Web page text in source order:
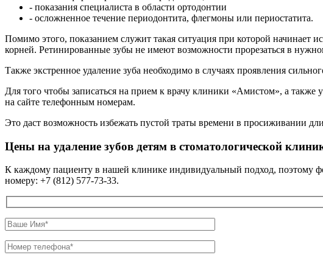
- показания специалиста в области ортодонтии
- осложненное течение периодонтита, флегмоны или периостатита.
Помимо этого, показанием служит такая ситуация при которой начинает
корней. Ретинированные зубы не имеют возможности прорезаться в
Также экстренное удаление зуба необходимо в случаях проявления
Для того чтобы записаться на прием к врачу клиники «Амистом», а также
на сайте телефонным номерам.
Это даст возможность избежать пустой траты времени в просиживании
Цены на удаление зубов детям в стоматологической
К каждому пациенту в нашей клинике индивидуальный подход, поэтому
номеру: +7 (812) 577-73-33.